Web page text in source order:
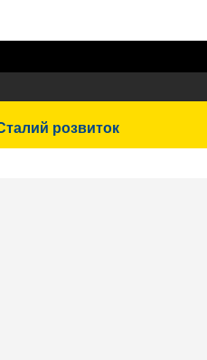
розвиток